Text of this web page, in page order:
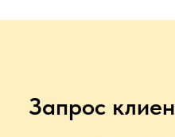
Запрос